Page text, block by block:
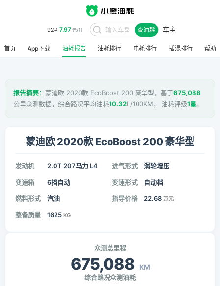
92# 7.97元/升 查油耗 车主
首页 App下载 油耗报告 油耗排行 电耗排行 插混排行 帮助
报告摘要： 蒙迪欧 2020款 EcoBoost 200 豪华型，基于675,088
公里众测数据，综合路况平均油耗10.32L/100KM， 油耗评级1星。
蒙迪欧 2020款 EcoBoost 200 豪华型
发动机 2.0T 207马力 L4 进气形式 涡轮增压
变速箱 6挡自动 变速形式 自动档
燃料形式 汽油 指导价格 22.68 万元
整备质量 1625 KG
众测总里程
675,088 KM
综合路况众测油耗